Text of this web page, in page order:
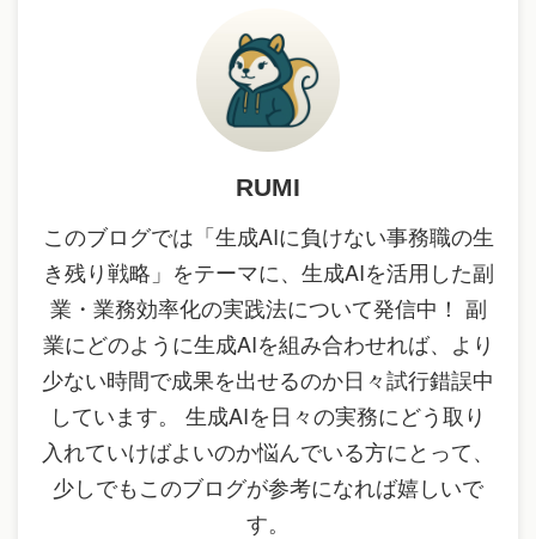
RUMI
このブログでは「生成AIに負けない事務職の生
き残り戦略」をテーマに、生成AIを活用した副
業・業務効率化の実践法について発信中！ 副
業にどのように生成AIを組み合わせれば、より
少ない時間で成果を出せるのか日々試行錯誤中
しています。 生成AIを日々の実務にどう取り
入れていけばよいのか悩んでいる方にとって、
少しでもこのブログが参考になれば嬉しいで
す。